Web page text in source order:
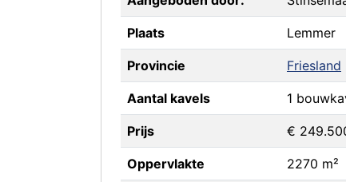
Plaats Lemmer
Provincie Friesland
Aantal kavels 1
Prijs €
Oppervlakte 2270 m²